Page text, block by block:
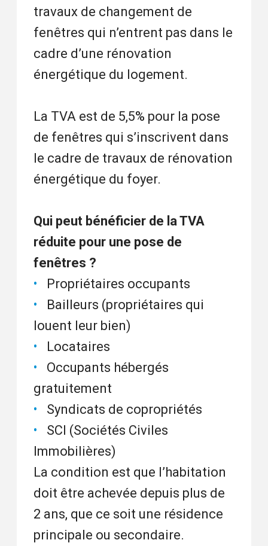
travaux de changement de
fenêtres qui n’entrent pas dans le
cadre d’une rénovation
énergétique du logement.
La TVA est de 5,5% pour la pose
de fenêtres qui s’inscrivent dans
le cadre de travaux de rénovation
énergétique du foyer.
Qui peut bénéficier de la TVA
réduite pour une pose de
fenêtres ?
Propriétaires occupants
Bailleurs (propriétaires qui
louent leur bien)
Locataires
Occupants hébergés
gratuitement
Syndicats de copropriétés
SCI (Sociétés Civiles
Immobilières)
La condition est que l’habitation
doit être achevée depuis plus de
2 ans, que ce soit une résidence
principale ou secondaire.